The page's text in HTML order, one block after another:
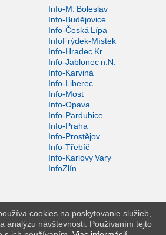
Info-M. Boleslav
Info-Budějovice
Info-Česká Lípa
InfoFrýdek-Místek
Info-Hradec Kr.
Info-Jablonec n.N.
Info-Karviná
Info-Liberec
Info-Most
Info-Opava
Info-Pardubice
Info-Praha
Info-Prostějov
Info-Třebíč
Info-Karlovy Vary
InfoZlín
cookies na poskytovanie služieb,
analýzu návštevnosti. Používaním tejto